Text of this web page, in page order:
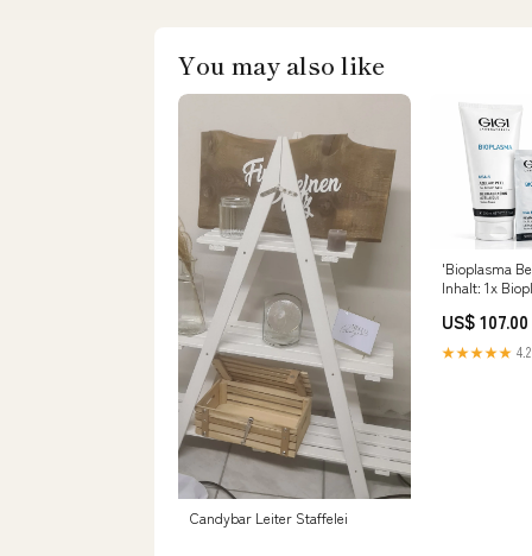
You may also like
Candybar Leiter Staffelei
'Bioplasma
Inhalt: 1x Bioplasma Azelain
20 ml
Maske, 10x
US$ 107.00
★★★★★